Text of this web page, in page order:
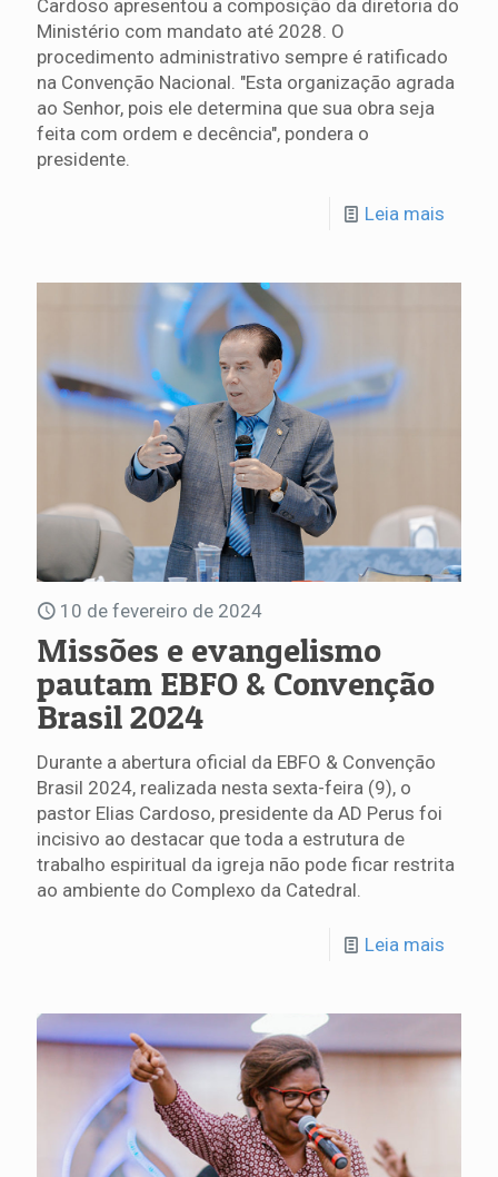
Cardoso apresentou a composição da diretoria do
Ministério com mandato até 2028. O
procedimento administrativo sempre é ratificado
na Convenção Nacional. "Esta organização agrada
ao Senhor, pois ele determina que sua obra seja
feita com ordem e decência", pondera o
presidente.
Leia mais
10 de fevereiro de 2024
Missões e evangelismo
pautam EBFO & Convenção
Brasil 2024
Durante a abertura oficial da EBFO & Convenção
Brasil 2024, realizada nesta sexta-feira (9), o
pastor Elias Cardoso, presidente da AD Perus foi
incisivo ao destacar que toda a estrutura de
trabalho espiritual da igreja não pode ficar restrita
ao ambiente do Complexo da Catedral.
Leia mais